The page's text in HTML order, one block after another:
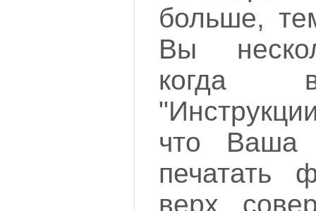
больше,
Вы
когда
что Ваша
печатать
верх